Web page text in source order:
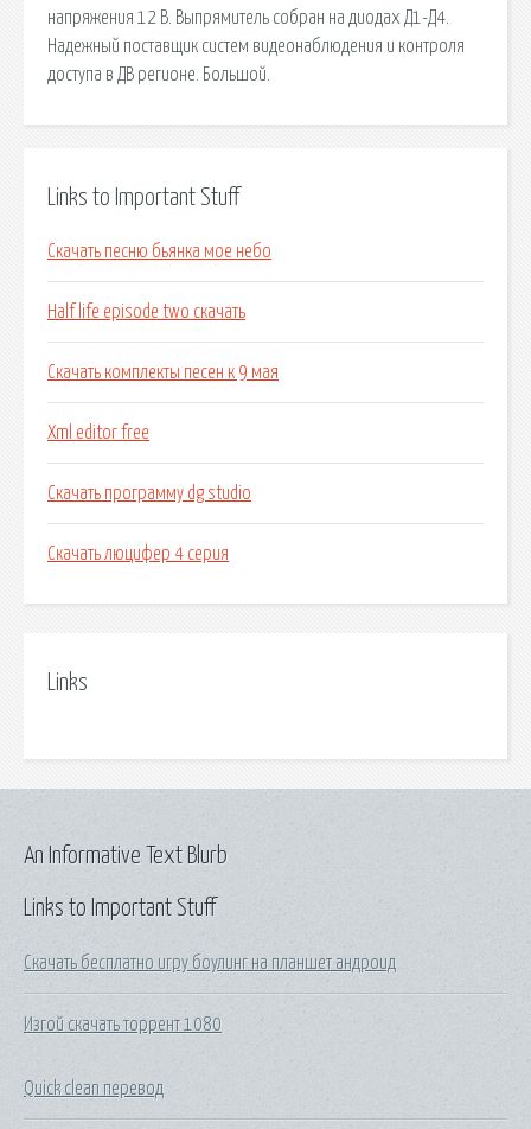
напряжения 12 В. Выпрямитель собран на диодах Д1-Д4.
Надежный поставщик систем видеонаблюдения и контроля
доступа в ДВ регионе. Большой.
Links to Important Stuff
Скачать песню бьянка мое небо
Half life episode two скачать
Скачать комплекты песен к 9 мая
Xml editor free
Скачать программу dg studio
Скачать люцифер 4 серия
Links
Links to Important Stuff
Скачать бесплатно игру боулинг на планшет андроид
Изгой скачать торрент 1080
Quick clean перевод
An Informative Text Blurb